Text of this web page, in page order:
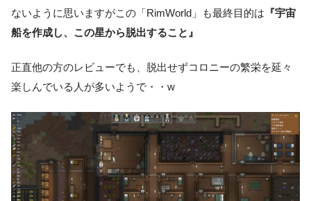
ないように思いますがこの「RimWorld」も最終目的は 『宇宙
船を作成し、この星から脱出すること』
正直他の方のレビューでも、脱出せずコロニーの繁栄を延々
楽しんでいる人が多いようで・・w